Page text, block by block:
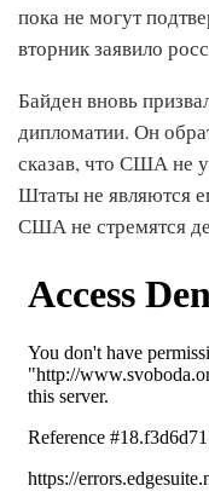
пока не могут
вторник заявило
Байден вновь
дипломатии. Он
сказав, что США не
Штаты не являются
США не стремятся